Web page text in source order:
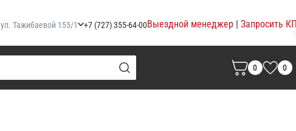
ул. Тажибаевой 155/1 +7 (727) 355-64-00Выездной менеджер | Запросить КП
0 0